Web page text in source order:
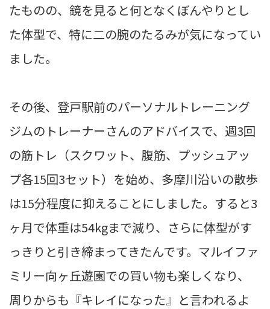
たものの、鏡を見ると何となくぼんやりとし
た体型で、特に二の腕のたるみが気になってい
ました。
その後、登戸駅前のパーソナルトレーニング
ジムのトレーナーさんのアドバイスで、週3回
の筋トレ（スクワット、腹筋、プッシュアッ
プ各15回3セット）を始め、多摩川沿いの散歩
は15分程度に抑えることにしました。すると3
ヶ月で体重は54kgまで減り、さらに体型がす
っきりと引き締まってきたんです。マルイファ
ミリー向ヶ丘遊園での買い物も楽しくなり、
周りからも『キレイになった』と言われるよ